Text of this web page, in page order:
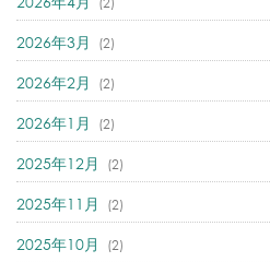
2026年3月 (2)
2026年2月 (2)
2026年1月 (2)
2025年12月 (2)
2025年11月 (2)
2025年10月 (2)